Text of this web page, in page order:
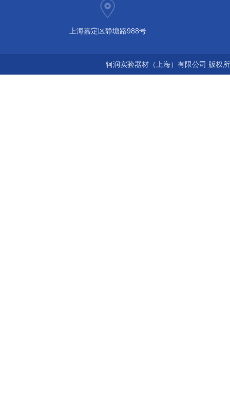
上海嘉定区静塘路988号
轲润实验器材（上海）有限公司 版权